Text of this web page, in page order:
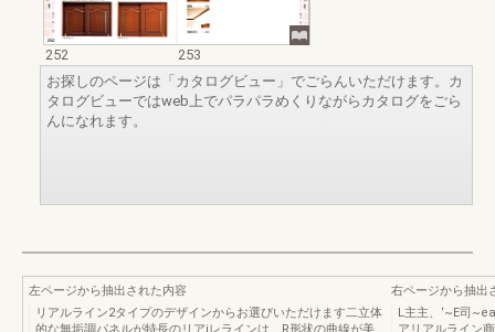
252
253
お探しのページは「カタログビュー」でごらんいただけます。カ
タログビューではweb上でパラパラめくりながらカタログをごら
んになれます。
左ページから抽出された内容
リアルライン2タイプのデザインからお選びいただけます二立体
的な無垢調パネルが特長のリアjレラインは、R形状の曲線が美
右ページから抽出
L主主、‘~E司
アリアルライン